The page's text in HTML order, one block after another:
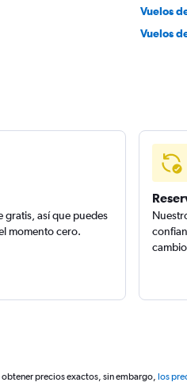
Vuelos
Vuelos
gratis, así que puedes
momento cero.
precios exactos, sin embargo, los